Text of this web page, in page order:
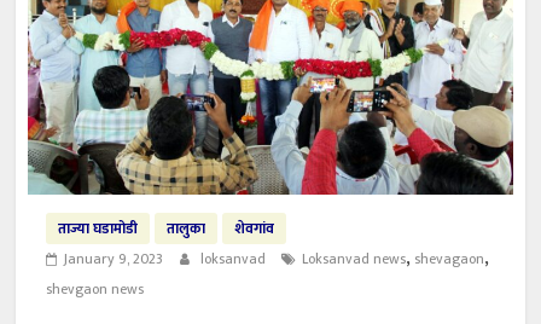
ताज्या घडामोडी तालुका
शेवगांव
January 9, 2023
loksanvad Loksanvad news, shevagaon,
shevgaon news